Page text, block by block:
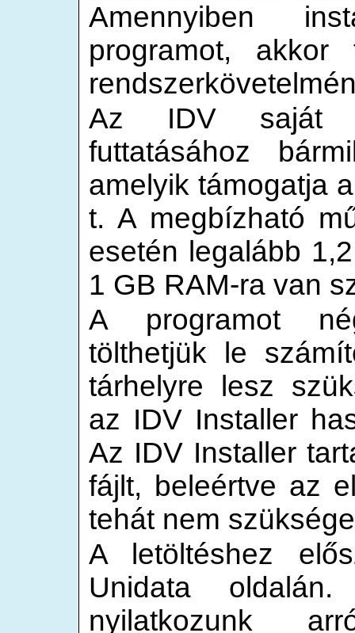
Amennyiben
programot,
Az IDV saját
futtatásához
amelyik támogatja
t. A megbízható
esetén legalább
1 GB RAM-ra van
A programot
tölthetjük le
tárhelyre lesz
az IDV Installer
Az IDV Installer
fájlt, beleértve az
tehát nem
A letöltéshez
Unidata
nyilatkozunk